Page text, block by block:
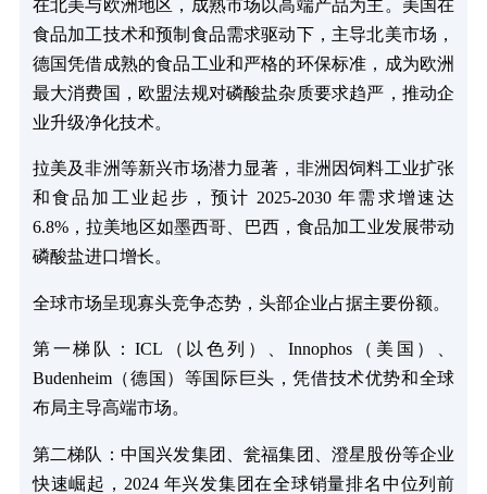
在北美与欧洲地区，成熟市场以高端产品为主。美国在
食品加工技术和预制食品需求驱动下，主导北美市场，
德国凭借成熟的食品工业和严格的环保标准，成为欧洲
最大消费国，欧盟法规对磷酸盐杂质要求趋严，推动企
业升级净化技术。
拉美及非洲等新兴市场潜力显著，非洲因饲料工业扩张
和食品加工业起步，预计 2025-2030 年需求增速达
6.8%，拉美地区如墨西哥、巴西，食品加工业发展带动
磷酸盐进口增长。
全球市场呈现寡头竞争态势，头部企业占据主要份额。
第一梯队：ICL（以色列）、Innophos（美国）、
Budenheim（德国）等国际巨头，凭借技术优势和全球
布局主导高端市场。
第二梯队：中国兴发集团、瓮福集团、澄星股份等企业
快速崛起，2024 年兴发集团在全球销量排名中位列前